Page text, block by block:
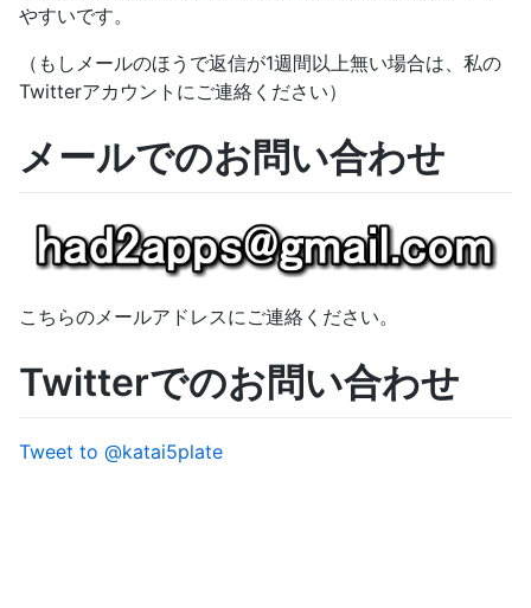
やすいです。
（もしメールのほうで返信が1週間以上無い場合は、私の
Twitterアカウントにご連絡ください）
メールでのお問い合わせ
こちらのメールアドレスにご連絡ください。
Twitterでのお問い合わせ
Tweet to @katai5plate